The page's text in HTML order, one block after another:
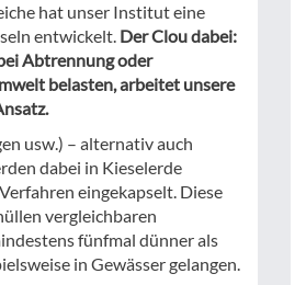
hat unser Institut eine
entwickelt. Der Clou dabei:
Abtrennung oder
belasten, arbeitet unsere
usw.) – alternativ auch
dabei in Kieselerde
eingekapselt. Diese
vergleichbaren
fünfmal dünner als
in Gewässer gelangen.